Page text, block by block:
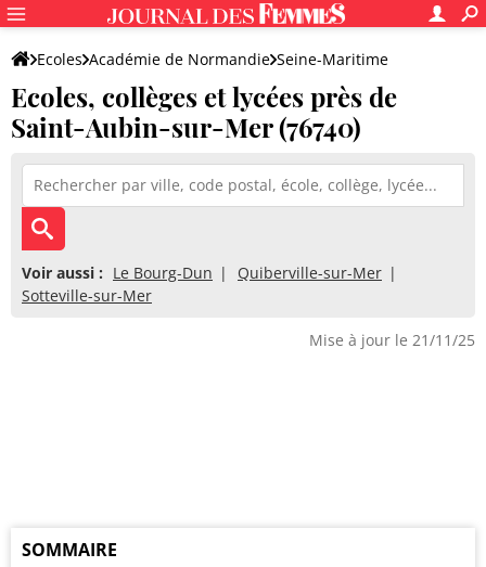
Ecoles Académie de Normandie Seine-Maritime
Ecoles, collèges et lycées près de
Saint-Aubin-sur-Mer (76740)
Voir aussi : Le Bourg-Dun
Quiberville-sur-Mer
Sotteville-sur-Mer
Mise à jour le 21/11/25
SOMMAIRE